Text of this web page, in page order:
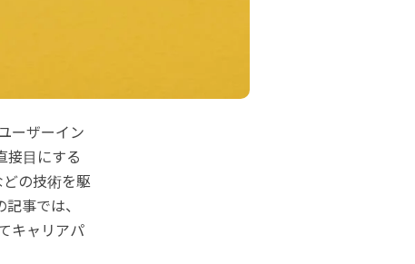
ーザーイン
接目にする
の技術を駆
事では、
キャリアパ